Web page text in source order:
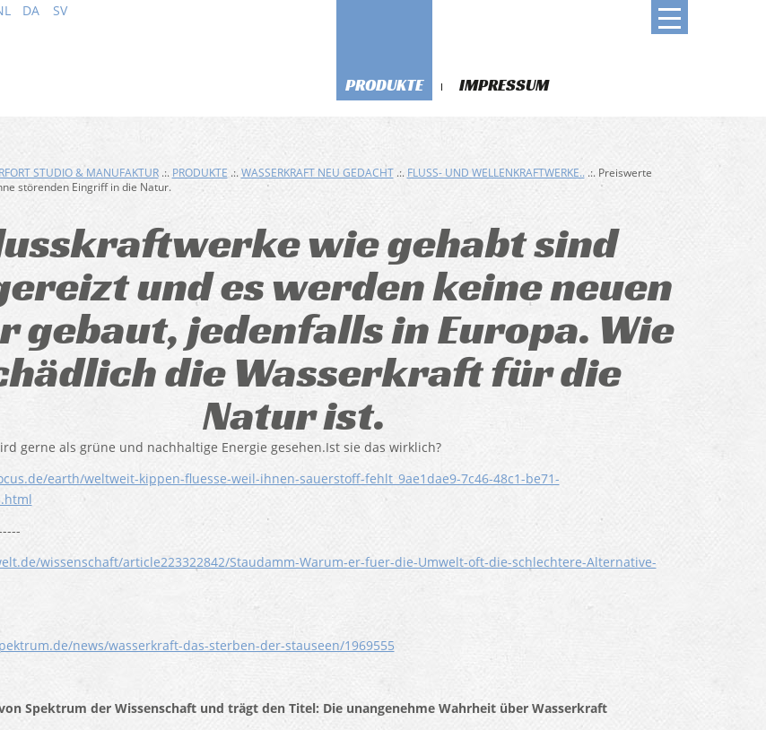
DA SV
PRODUKTE IMPRESSUM
STUDIO & MANUFAKTUR.:. PRODUKTE .:.WASSERKRAFT NEU GEDACHT.:. FLUSS- UND WELLENKRAFTWERKE...:. Preiswerte
störenden Eingriff in die Natur.
wie gehabt sind
und es werden keine neuen
gebaut, jedenfalls in Europa. Wie
die Wasserkraft für die
Natur ist.
gerne als grüne und nachhaltige Energie gesehen.Ist sie das wirklich?
earth/weltweit-kippen-fluesse-weil-ihnen-sauerstoff-fehlt_9ae1dae9-7c46-48c1-be71-
wissenschaft/article223322842/Staudamm-Warum-er-fuer-die-Umwelt-oft-die-schlechtere-Alternative-
news/wasserkraft-das-sterben-der-stauseen/1969555
Spektrum der Wissenschaft und trägt den Titel: Die unangenehme Wahrheit über Wasserkraft